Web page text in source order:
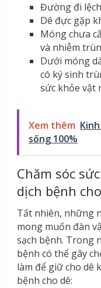
Đường đi
Dê đực gặp
Móng chưa
và nhiễm
Dưới móng
có ký sinh
sức khỏe vật
Xem thêm
sống 100%
Chăm sóc
dịch bệnh
Tất nhiên, những
mong muốn đàn
sạch bệnh. Trong
bệnh có thể gây
làm để giữ cho dê
bệnh cho dê: